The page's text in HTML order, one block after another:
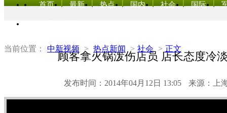
首页 最新 热点 国内 社会 国际
当前位置： 中新视频 > 热点新闻 > 社会 > 正文
顾客拿火锅泼伤店员 店长态度冷
发布时间：2014年04月12日 13:05 来源：上